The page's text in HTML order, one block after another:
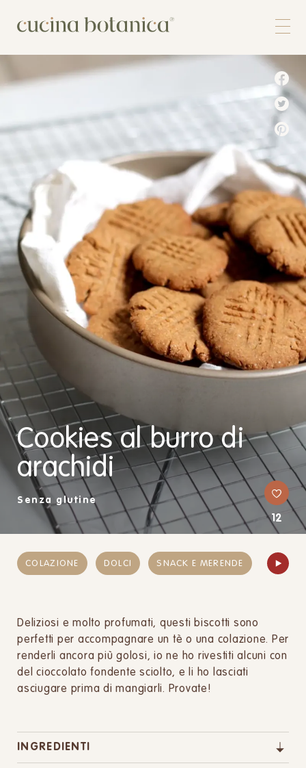
Shop
Chi siamo
Cookies al burro di
arachidi
Senza glutine
12
COLAZIONE DOLCI SNACK E MERENDE
Deliziosi e molto profumati, questi biscotti sono
perfetti per accompagnare un tè o una colazione. Per
renderli ancora più golosi, io ne ho rivestiti alcuni con
del cioccolato fondente sciolto, e li ho lasciati
asciugare prima di mangiarli. Provate!
INGREDIENTI